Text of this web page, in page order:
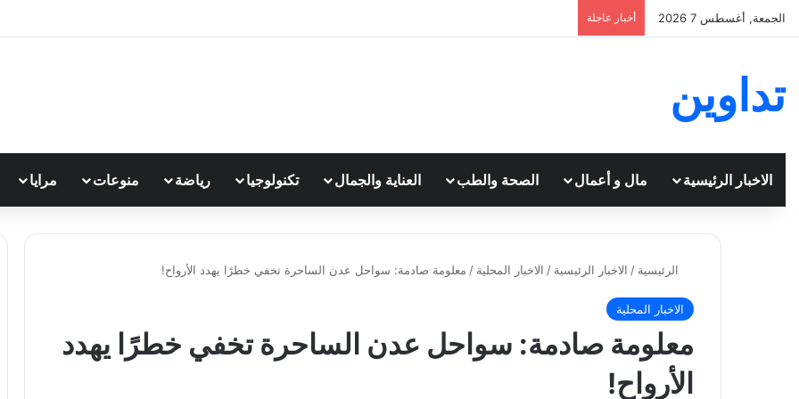
الجمعة, أغسطس 7 2026 أخبار عاجلة
تداوين
الاخبار الرئيسية مال و أعمال الصحة والطب العناية والجمال تكنولوجيا رياضة منوعات مرايا
الرئيسية / الاخبار الرئيسية / الاخبار المحلية / معلومة صادمة: سواحل عدن الساحرة تخفي خطرًا يهدد الأرواح!
الاخبار المحلية
معلومة صادمة: سواحل عدن الساحرة تخفي خطرًا يهدد
الأرواح!